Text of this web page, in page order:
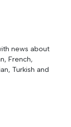
news about
French,
Turkish and